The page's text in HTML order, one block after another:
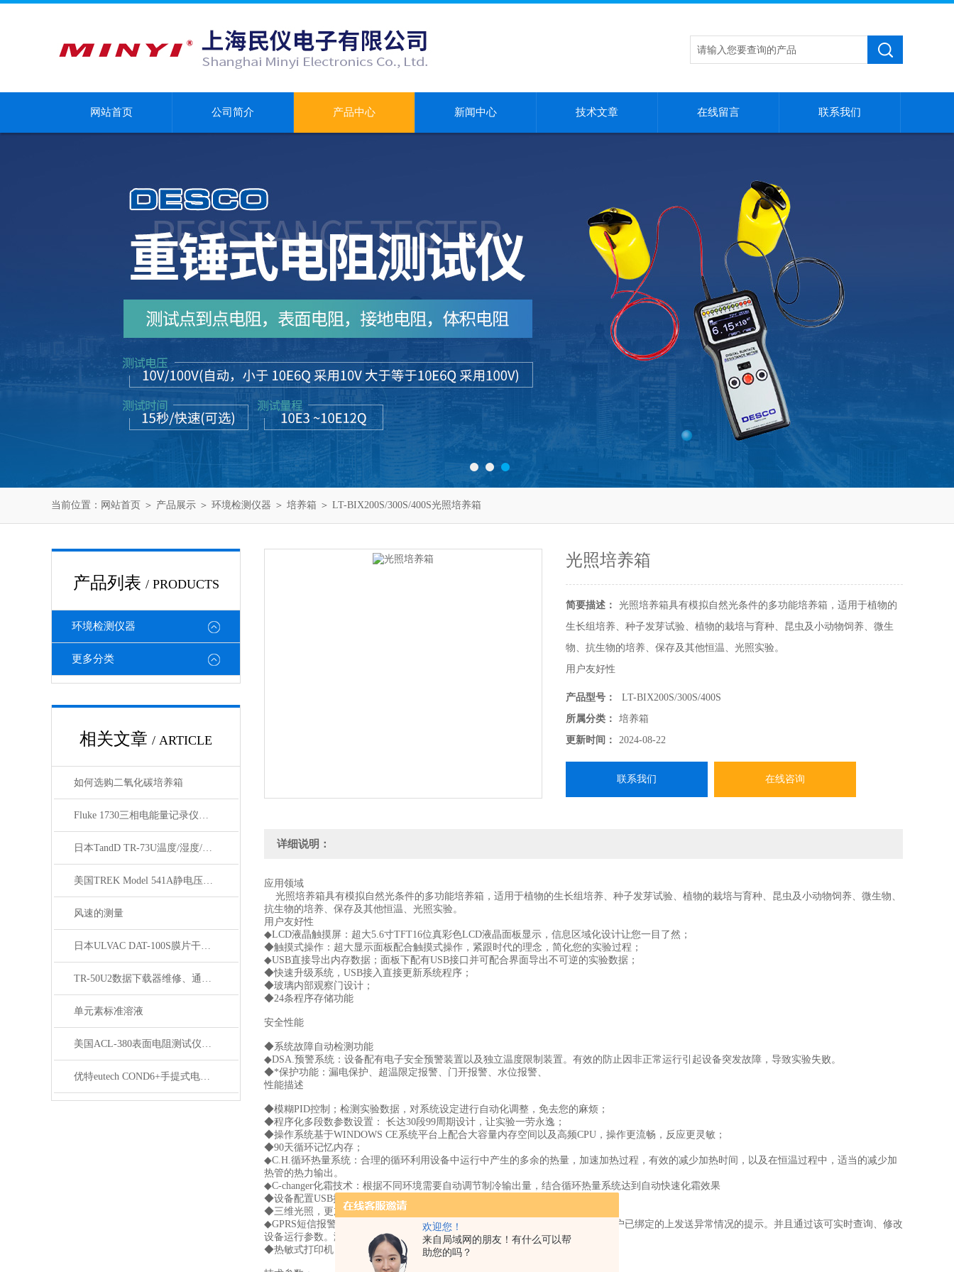
欢迎您！
来自局域网的朋友！有什么可以帮
助您的吗？
网站首页 公司简介 产品中心 新闻中心 技术文章 在线留言 联系我们
当前位置： 网站首页 ＞ 产品展示 ＞ 环境检测仪器 ＞ 培养箱 ＞ LT-BIX200S/300S/400S光照培养箱
产品列表 / PRODUCTS
环境检测仪器
更多分类
相关文章 / ARTICLE
如何选购二氧化碳培养箱
Fluke 1730三相电能量记录仪技术参数
日本TandD TR-73U温度/湿度/大气压记录仪
美国TREK Model 541A静电压监视仪技术参数
风速的测量
日本ULVAC DAT-100S膜片干式真空泵技术资料
TR-50U2数据下载器维修、通讯模块维修
单元素标准溶液
美国ACL-380表面电阻测试仪乘着东风迎来发展春天
优特eutech COND6+手提式电导率测量仪
光照培养箱
简要描述：
光照培养箱具有模拟自然光条件的多功能培养箱，适用于植物的
生长组培养、种子发芽试验、植物的栽培与育种、昆虫及小动物饲养、微生
物、抗生物的培养、保存及其他恒温、光照实验。
用户友好性
产品型号：
LT-BIX200S/300S/400S
所属分类：
培养箱
更新时间：
2024-08-22
联系我们 在线咨询
详细说明：
应用领域
光照培养箱具有模拟自然光条件的多功能培养箱，适用于植物的生长组培养、种子发芽试验、植物的栽培与育种、昆虫及小动物饲养、微生物、
抗生物的培养、保存及其他恒温、光照实验。
用户友好性
◆LCD液晶触摸屏：超大5.6寸TFT16位真彩色LCD液晶面板显示，信息区域化设计让您一目了然；
◆触摸式操作：超大显示面板配合触摸式操作，紧跟时代的理念，简化您的实验过程；
◆USB直接导出内存数据；面板下配有USB接口并可配合界面导出不可逆的实验数据；
◆快速升级系统，USB接入直接更新系统程序；
◆玻璃内部观察门设计；
◆24条程序存储功能
安全性能
◆系统故障自动检测功能
◆DSA.预警系统：设备配有电子安全预警装置以及独立温度限制装置。有效的防止因非正常运行引起设备突发故障，导致实验失败。
◆*保护功能：漏电保护、超温限定报警、门开报警、水位报警、
性能描述
◆模糊PID控制；检测实验数据，对系统设定进行自动化调整，免去您的麻烦；
◆程序化多段数参数设置： 长达30段99周期设计，让实验一劳永逸；
◆操作系统基于WINDOWS CE系统平台上配合大容量内存空间以及高频CPU，操作更流畅，反应更灵敏；
◆90天循环记忆内存；
◆C.H.循环热量系统：合理的循环利用设备中运行中产生的多余的热量，加速加热过程，有效的减少加热时间，以及在恒温过程中，适当的减少加
热管的热力输出。
◆C-changer化霜技术：根据不同环境需要自动调节制冷输出量，结合循环热量系统达到自动快速化霜效果
◆设备配置USB接口和RS485接口；
◆三维光照，更加准确的模拟自然环境；6档光照调节；
◆GPRS短信报警、控制系统（选配）：通过手机短信终端系统，设备可实时向用户已绑定的上发送异常情况的提示。并且通过该可实时查询、修改
设备运行参数。满足用户可无线远程控制设备的需求。
◆热敏式打印机（选配）。